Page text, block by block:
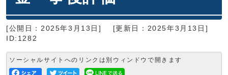
[公開日：2025年3月13日]
[更新日：2025年3月13日]
ID:1282
ソーシャルサイトへのリンクは別ウィンドウで開きます